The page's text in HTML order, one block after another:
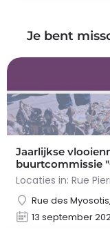
Je bent
Jaarlijkse
buurtcommissie
Rue des
13 september